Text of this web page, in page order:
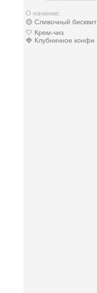
О начинке:
🟡 Сливочный бисквит
🤍 Крем-чиз
🍓 Клубничное конфи